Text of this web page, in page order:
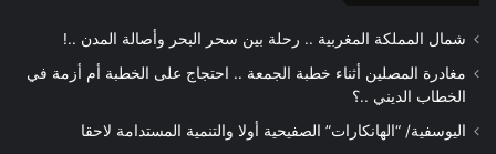
شمال المملكة المغربية .. رحلة بين سحر البحر وأصالة المدن ..!
مغادرة المصلين أثناء خطبة الجمعة .. احتجاج على الخطبة أم أزمة في
الخطاب الديني ..؟
اليوسفية/ “الهانكارات” الصفيحية أولا والتنمية المستدامة لاحقا